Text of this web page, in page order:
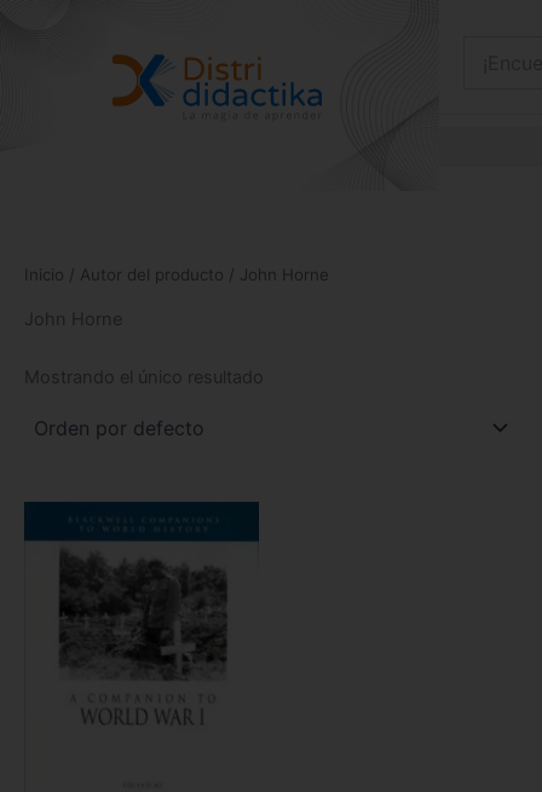
Inicio / Autor del producto / John Horne
John Horne
Mostrando el único resultado